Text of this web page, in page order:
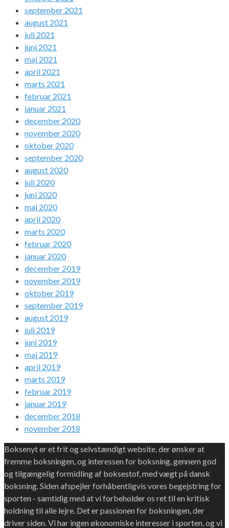
september 2021
august 2021
juli 2021
juni 2021
maj 2021
april 2021
marts 2021
februar 2021
januar 2021
december 2020
november 2020
oktober 2020
september 2020
august 2020
juli 2020
juni 2020
maj 2020
april 2020
marts 2020
februar 2020
januar 2020
december 2019
november 2019
oktober 2019
september 2019
august 2019
juli 2019
juni 2019
maj 2019
april 2019
marts 2019
februar 2019
januar 2019
december 2018
november 2018
Boksenyt er et frit og selvstændigt website, der ønsker at
fremme boksningen, og interessen for boksning, gennem god
og tilgængelig formidling af boksestof, med vægt på dansk
boksning. Siden afspejler forhåbentligvis vores begejstring for
sporten - samtidig med at vi forbeholder os ret til en kritisk
holdning til alle lejre. Det er passionen for boksningen, der
driver siden. Vi har ingen økonomiske interesser i sporten, og vi